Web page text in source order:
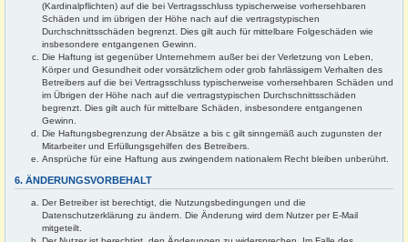
(Kardinalpflichten) auf die bei Vertragsschluss typischerweise vorhersehbaren
Schäden und im übrigen der Höhe nach auf die vertragstypischen
Durchschnittsschäden begrenzt. Dies gilt auch für mittelbare Folgeschäden wie
insbesondere entgangenen Gewinn.
Die Haftung ist gegenüber Unternehmern außer bei der Verletzung von Leben,
Körper und Gesundheit oder vorsätzlichem oder grob fahrlässigem Verhalten des
Betreibers auf die bei Vertragsschluss typischerweise vorhersehbaren Schäden und
im Übrigen der Höhe nach auf die vertragstypischen Durchschnittsschäden
begrenzt. Dies gilt auch für mittelbare Schäden, insbesondere entgangenen
Gewinn.
Die Haftungsbegrenzung der Absätze a bis c gilt sinngemäß auch zugunsten der
Mitarbeiter und Erfüllungsgehilfen des Betreibers.
Ansprüche für eine Haftung aus zwingendem nationalem Recht bleiben unberührt.
6. ÄNDERUNGSVORBEHALT
Der Betreiber ist berechtigt, die Nutzungsbedingungen und die
Datenschutzerklärung zu ändern. Die Änderung wird dem Nutzer per E-Mail
mitgeteilt.